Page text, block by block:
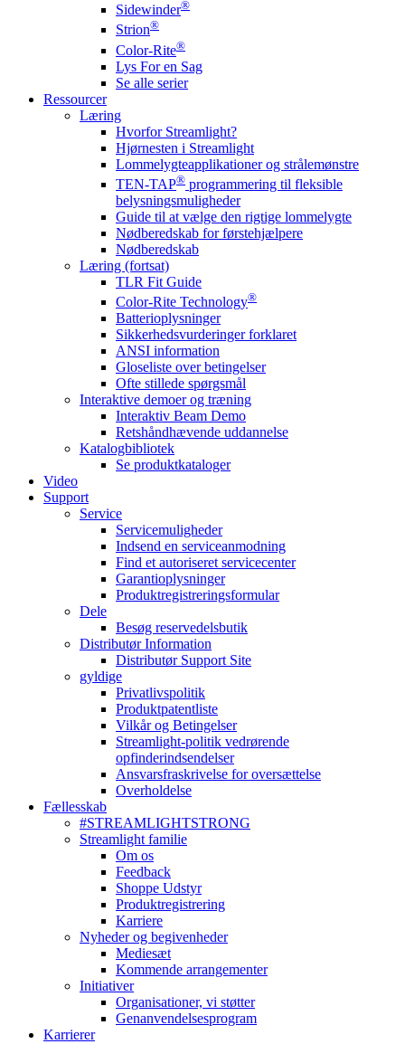
Sidewinder®
Strion®
Color-Rite®
Lys For en Sag
Se alle serier
Ressourcer
Læring
Hvorfor Streamlight?
Hjørnesten i Streamlight
Lommelygteapplikationer og strålemønstre
TEN-TAP® programmering til fleksible
belysningsmuligheder
Guide til at vælge den rigtige lommelygte
Nødberedskab for førstehjælpere
Nødberedskab
Læring (fortsat)
TLR Fit Guide
Color-Rite Technology®
Batterioplysninger
Sikkerhedsvurderinger forklaret
ANSI information
Gloseliste over betingelser
Ofte stillede spørgsmål
Interaktive demoer og træning
Interaktiv Beam Demo
Retshåndhævende uddannelse
Katalogbibliotek
Se produktkataloger
Video
Support
Service
Servicemuligheder
Indsend en serviceanmodning
Find et autoriseret servicecenter
Garantioplysninger
Produktregistreringsformular
Dele
Besøg reservedelsbutik
Distributør Information
Distributør Support Site
gyldige
Privatlivspolitik
Produktpatentliste
Vilkår og Betingelser
Streamlight-politik vedrørende
opfinderindsendelser
Ansvarsfraskrivelse for oversættelse
Overholdelse
Fællesskab
#STREAMLIGHTSTRONG
Streamlight familie
Om os
Feedback
Shoppe Udstyr
Produktregistrering
Karriere
Nyheder og begivenheder
Mediesæt
Kommende arrangementer
Initiativer
Organisationer, vi støtter
Genanvendelsesprogram
Karrierer